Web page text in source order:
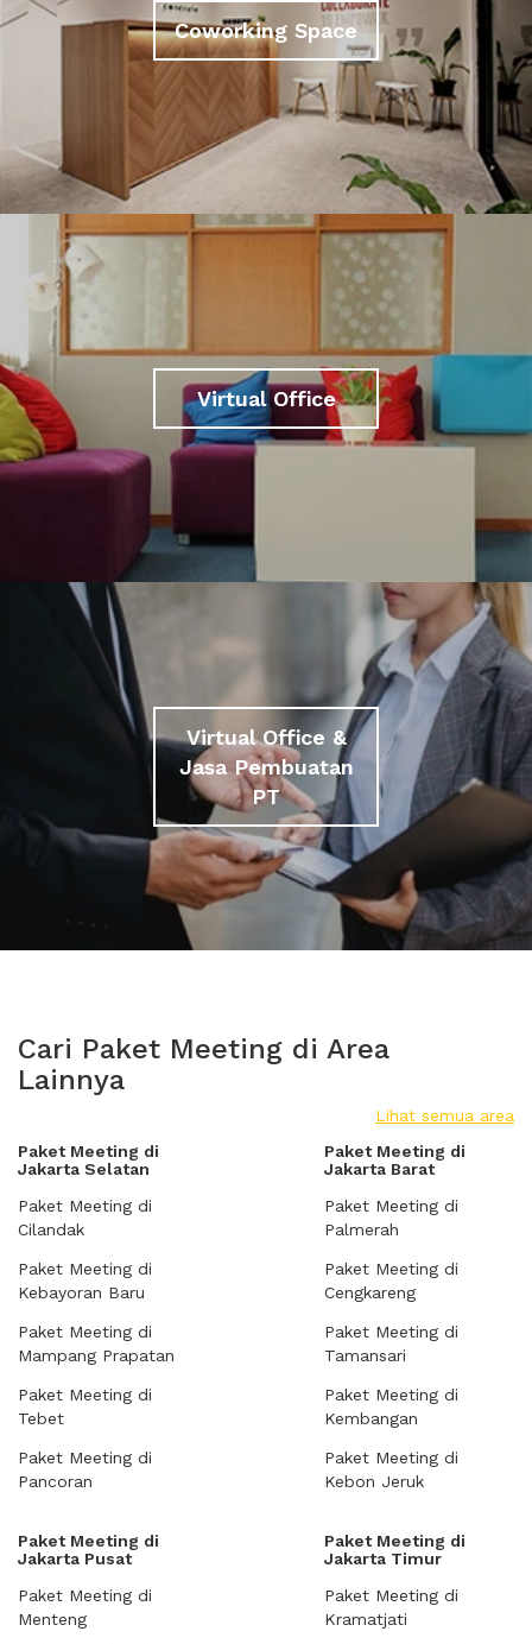
Coworking Space
Virtual Office
Virtual Office &
Jasa Pembuatan
PT
Cari Paket Meeting di Area
Lainnya
Lihat semua area
Paket Meeting di
Jakarta Selatan
Paket Meeting di
Cilandak
Paket Meeting di
Kebayoran Baru
Paket Meeting di
Mampang Prapatan
Paket Meeting di
Tebet
Paket Meeting di
Pancoran
Paket Meeting di
Jakarta Barat
Paket Meeting di
Palmerah
Paket Meeting di
Cengkareng
Paket Meeting di
Tamansari
Paket Meeting di
Kembangan
Paket Meeting di
Kebon Jeruk
Paket Meeting di
Jakarta Pusat
Paket Meeting di
Menteng
Paket Meeting di
Jakarta Timur
Paket Meeting di
Kramatjati